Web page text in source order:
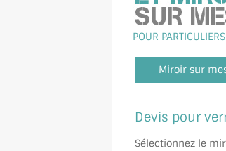
POUR
Miroir sur
Devis pour
Sélectionnez le